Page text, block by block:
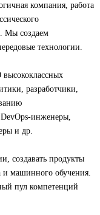
компания, работа
Мы создаем
технологии.
высококлассных
разработчики,
инженеры,
и др.
создавать продукты
и машинного обучения.
пул компетенций